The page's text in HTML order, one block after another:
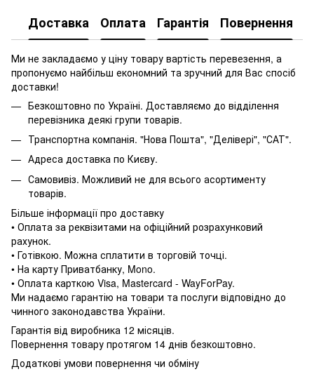
Доставка Оплата Гарантія Повернення
Ми не закладаємо у ціну товару вартість перевезення, а
пропонуємо найбільш економний та зручний для Вас спосіб
доставки!
Безкоштовно по Україні. Доставляємо до відділення
перевізника деякі групи товарів.
Транспортна компанія. "Нова Пошта", "Делівері", "САТ".
Адреса доставка по Києву.
Самовивіз. Можливий не для всього асортименту
товарів.
Більше інформації про доставку
• Оплата за реквізитами на офіційний розрахунковий
рахунок.
• Готівкою. Можна сплатити в торговій точці.
• На карту Приватбанку, Mono.
• Оплата карткою Visa, Mastercard - WayForPay.
Ми надаємо гарантію на товари та послуги відповідно до
чинного законодавства України.
Гарантія від виробника 12 місяців.
Повернення товару протягом 14 днів безкоштовно.
Додаткові умови повернення чи обміну